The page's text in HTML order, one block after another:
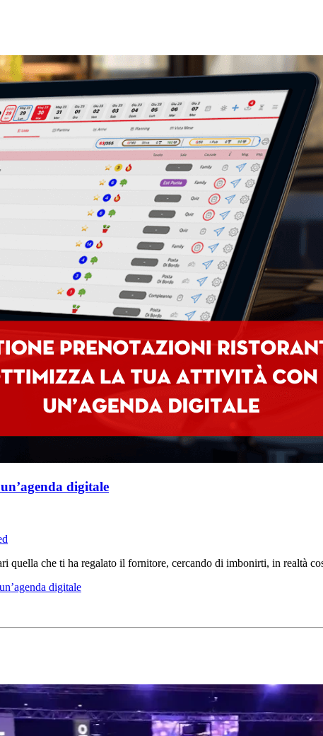
digitale
quella che ti ha regalato il fornitore, cercando di imbonirti, in realtà
digitale